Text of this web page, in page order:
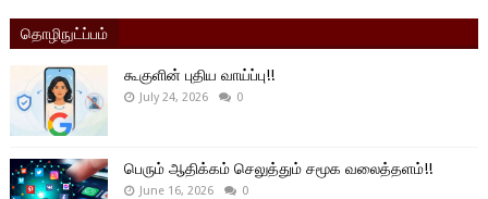
தொழிநுட்ப்பம்
கூகுளின் புதிய வாய்ப்பு!!
July 24, 2026 0
பெரும் ஆதிக்கம் செலுத்தும் சமூக வலைத்தளம்!!
June 16, 2026 0